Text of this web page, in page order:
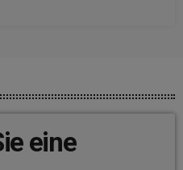
eine